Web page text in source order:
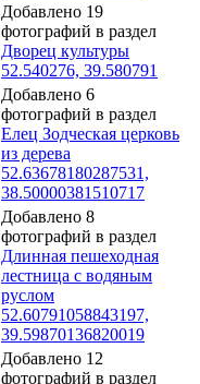
Добавлено 19
фотографий в раздел
Дворец культуры
52.540276, 39.580791
Добавлено 6
фотографий в раздел
Елец Зодческая церковь
из дерева
52.63678180287531,
38.50000381510717
Добавлено 8
фотографий в раздел
Длинная пешеходная
лестница с водяным
руслом
52.60791058843197,
39.59870136820019
Добавлено 12
фотографий в раздел